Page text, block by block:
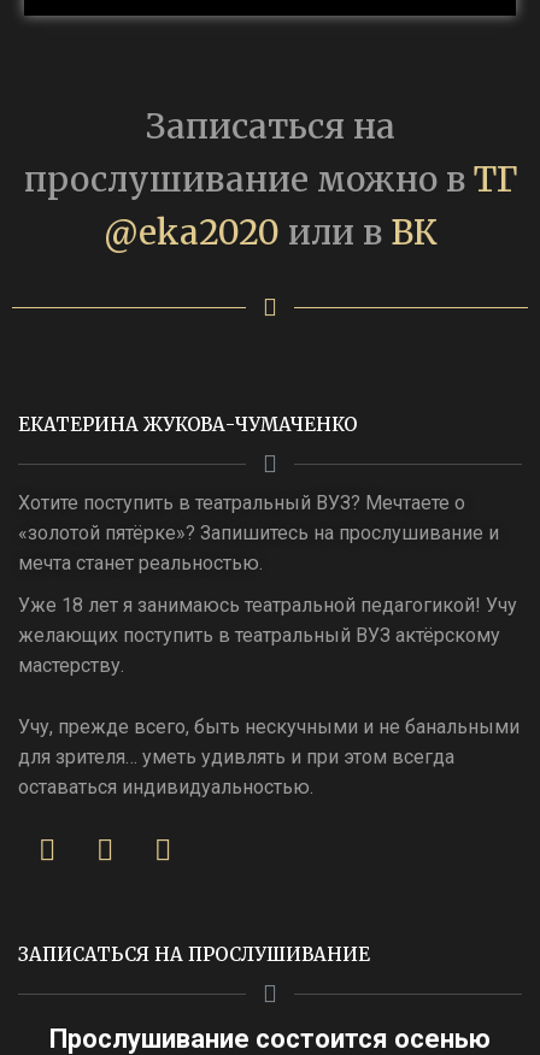
Записаться на
прослушивание можно вТГ
@eka2020 или в ВК
ЕКАТЕРИНА ЖУКОВА-ЧУМАЧЕНКО
Хотите поступить в театральный ВУЗ? Мечтаете о
«золотой пятёрке»? Запишитесь на прослушивание и
мечта станет реальностью.
Уже 18 лет я занимаюсь театральной педагогикой! Учу
желающих поступить в театральный ВУЗ актёрскому
мастерству.
Учу, прежде всего, быть нескучными и не банальными
для зрителя… уметь удивлять и при этом всегда
оставаться индивидуальностью.
ЗАПИСАТЬСЯ НА ПРОСЛУШИВАНИЕ
Прослушивание состоится осенью